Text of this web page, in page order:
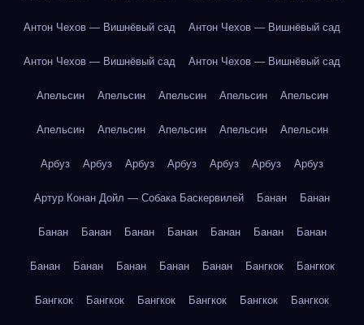
Антон Чехов — Вишнёвый сад Антон Чехов — Вишнёвый сад
Антон Чехов — Вишнёвый сад Антон Чехов — Вишнёвый сад
Апельсин Апельсин Апельсин Апельсин Апельсин
Апельсин Апельсин Апельсин Апельсин Апельсин
Арбуз Арбуз Арбуз Арбуз Арбуз Арбуз Арбуз
Артур Конан Дойл — Собака Баскервилей Банан Банан
Банан Банан Банан Банан Банан Банан Банан
Банан Банан Банан Банан Банан Бангкок Бангкок
Бангкок Бангкок Бангкок Бангкок Бангкок Бангкок